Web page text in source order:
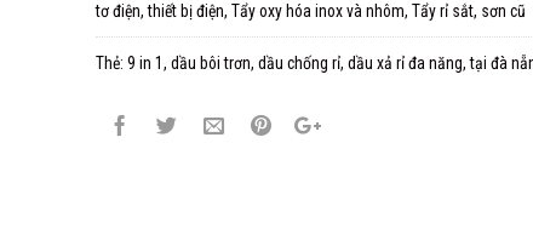
tơ điện, thiết bị điện, Tẩy oxy hóa inox và nhôm, Tẩy rỉ sắt, sơn cũ
Thẻ: 9 in 1, dầu bôi trơn, dầu chống rỉ, dầu xả rỉ đa năng,tại đà